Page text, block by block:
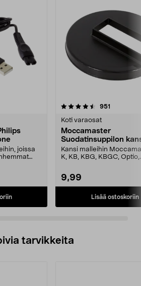
joissa
951
Koti varaosat
Moccamaster
Suodatinsuppilon
Kansi malleihin
K, KB, KBG, KBGC, Optio,
9,99
Lisää ostoskoriin
4.5 viidestä
tarvikkeita